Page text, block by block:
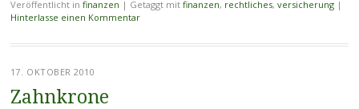
Veröffentlicht in finanzen | Getaggt mit finanzen, rechtliches, versicherung |
Hinterlasse einen Kommentar
17. OKTOBER 2010
Zahnkrone